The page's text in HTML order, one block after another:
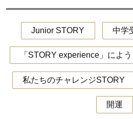
Junior STORY 中学
「STORY experience」によう
私たちのチャレンジSTORY
開運